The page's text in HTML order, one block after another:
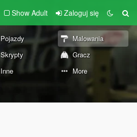
Show Adult Zaloguj się
Pojazdy
Malowania
Skrypty
Gracz
Inne More